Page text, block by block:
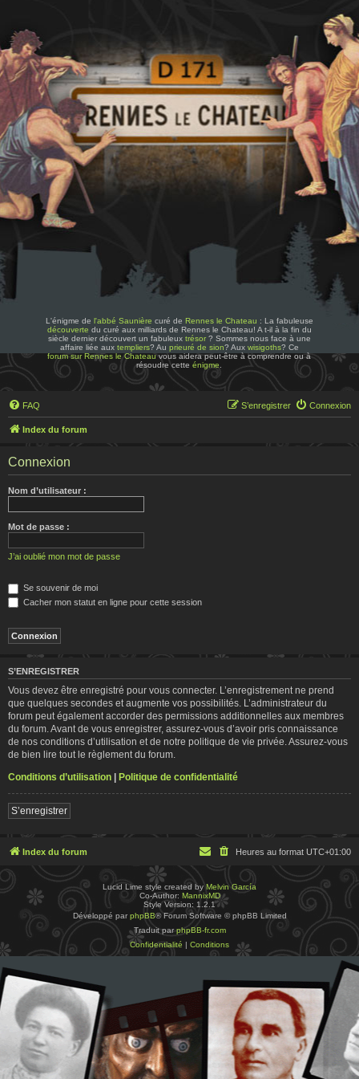
L'énigme de l'abbé Saunière curé de Rennes le Chateau : La fabuleuse
découverte du curé aux milliards de Rennes le Chateau! A t-il à la fin du
siècle dernier découvert un fabuleux trésor? Sommes nous face à une
affaire liée aux templiers? Au prieuré de sion? Aux wisigoths? Ce
forum sur Rennes le Chateauvous aidera peut-être à comprendre ou à
résoudre cetteénigme
FAQ Connexion
S’enregistrer
Index du forum
Connexion
Nom d’utilisateur :
Mot de passe :
J’ai oublié mon mot de passe
Se souvenir de moi
Cacher mon statut en ligne pour cette session
S’ENREGISTRER
Vous devez être enregistré pour vous connecter. L’enregistrement ne prend
que quelques secondes et augmente vos possibilités. L’administrateur du
forum peut également accorder des permissions additionnelles aux membres
du forum. Avant de vous enregistrer, assurez-vous d’avoir pris connaissance
de nos conditions d’utilisation et de notre politique de vie privée. Assurez-vous
de bien lire tout le règlement du forum.
Conditions d’utilisation | Politique de confidentialité
S’enregistrer
Index du forum Heures au format UTC+01:00
Lucid Lime style created byMelvin García
Co-Author: MannixMD
Style Version: 1.2.1
Développé par phpBB® Forum Software © phpBB Limited
Traduit parphpBB-fr.com
Confidentialité | Conditions